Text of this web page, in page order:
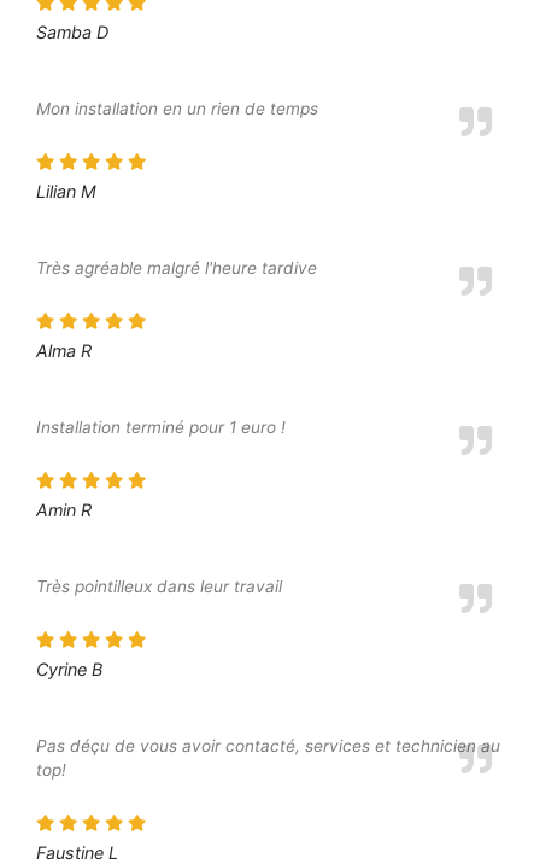
Samba D
Mon installation en un rien de temps
Lilian M
Très agréable malgré l'heure tardive
Alma R
Installation terminé pour 1 euro !
Amin R
Très pointilleux dans leur travail
Cyrine B
Pas déçu de vous avoir contacté, services et technicien au
top!
Faustine L